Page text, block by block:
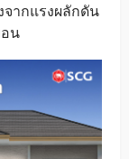
จากแรงผลักดัน
น